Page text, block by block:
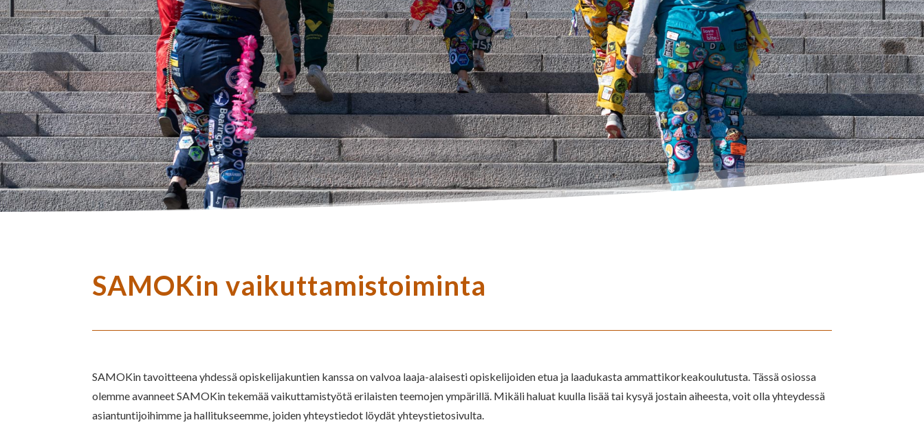
SAMOKin vaikuttamistoiminta
SAMOKin tavoitteena yhdessä opiskelijakuntien kanssa on valvoa laaja-alaisesti opiskelijoiden etua ja laadukasta ammattikorkeakoulutusta. Tässä osiossa
olemme avanneet SAMOKin tekemää vaikuttamistyötä erilaisten teemojen ympärillä. Mikäli haluat kuulla lisää tai kysyä jostain aiheesta, voit olla yhteydessä
asiantuntijoihimme ja hallitukseemme, joiden yhteystiedot löydät yhteystietosivulta.